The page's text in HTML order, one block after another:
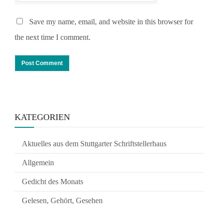
Save my name, email, and website in this browser for
the next time I comment.
KATEGORIEN
Aktuelles aus dem Stuttgarter Schriftstellerhaus
Allgemein
Gedicht des Monats
Gelesen, Gehört, Gesehen